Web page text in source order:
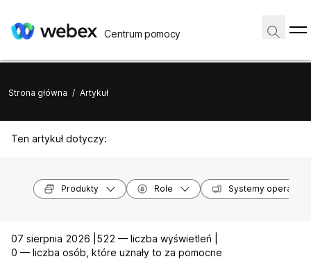
Centrum pomocy
Strona główna / Artykuł
Ten artykuł dotyczy:
Produkty Role Systemy
07 sierpnia 2026 | 522 — liczba wyświetleń |
0 — liczba osób, które uznały to za pomocne